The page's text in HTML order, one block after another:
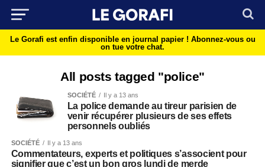
Le Gorafi est enfin disponible en journal papier ! Abonnez-vous ou
on tue votre chat.
All posts tagged "police"
SOCIÉTÉ Il y a 13 ans
La police demande au tireur parisien de
venir récupérer plusieurs de ses effets
personnels oubliés
SOCIÉTÉ Il y a 13 ans
Commentateurs, experts et politiques s’associent pour
signifier que c’est un bon gros lundi de merde